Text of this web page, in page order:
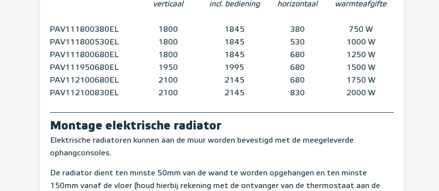
verticaal
incl. bediening horizontaal warmteafgifte
PAV111800380EL 1800 1845 380
750 W
PAV111800530EL
1800 1845 530
1000 W
PAV111800680EL
1800 1845 680
1250 W
PAV111950680EL
1950 1995 680
1500 W
PAV112100680EL
2100 2145 680
1750 W
PAV112100830EL
2100 2145 830 2000 W
Montage elektrische radiator
Elektrische radiatoren kunnen aan de muur worden bevestigd met de meegeleverde
ophangconsoles.
De radiator dient ten minste 50mm van de wand te worden opgehangen en ten minste
150mm vanaf de vloer (houd hierbij rekening met de ontvanger van de thermostaat aan de